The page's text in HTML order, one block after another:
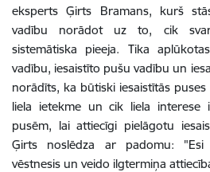
eksperts Ģirts Bramans, kurš
vadību norādot uz to, cik
sistemātiska pieeja. Tika
vadību, iesaistīto pušu vadību un
norādīts, ka būtiski iesaistītās
liela ietekme un cik liela interese
pusēm, lai attiecīgi pielāgotu
Ģirts noslēdza ar padomu: "Esi
vēstnesis un veido ilgtermiņa